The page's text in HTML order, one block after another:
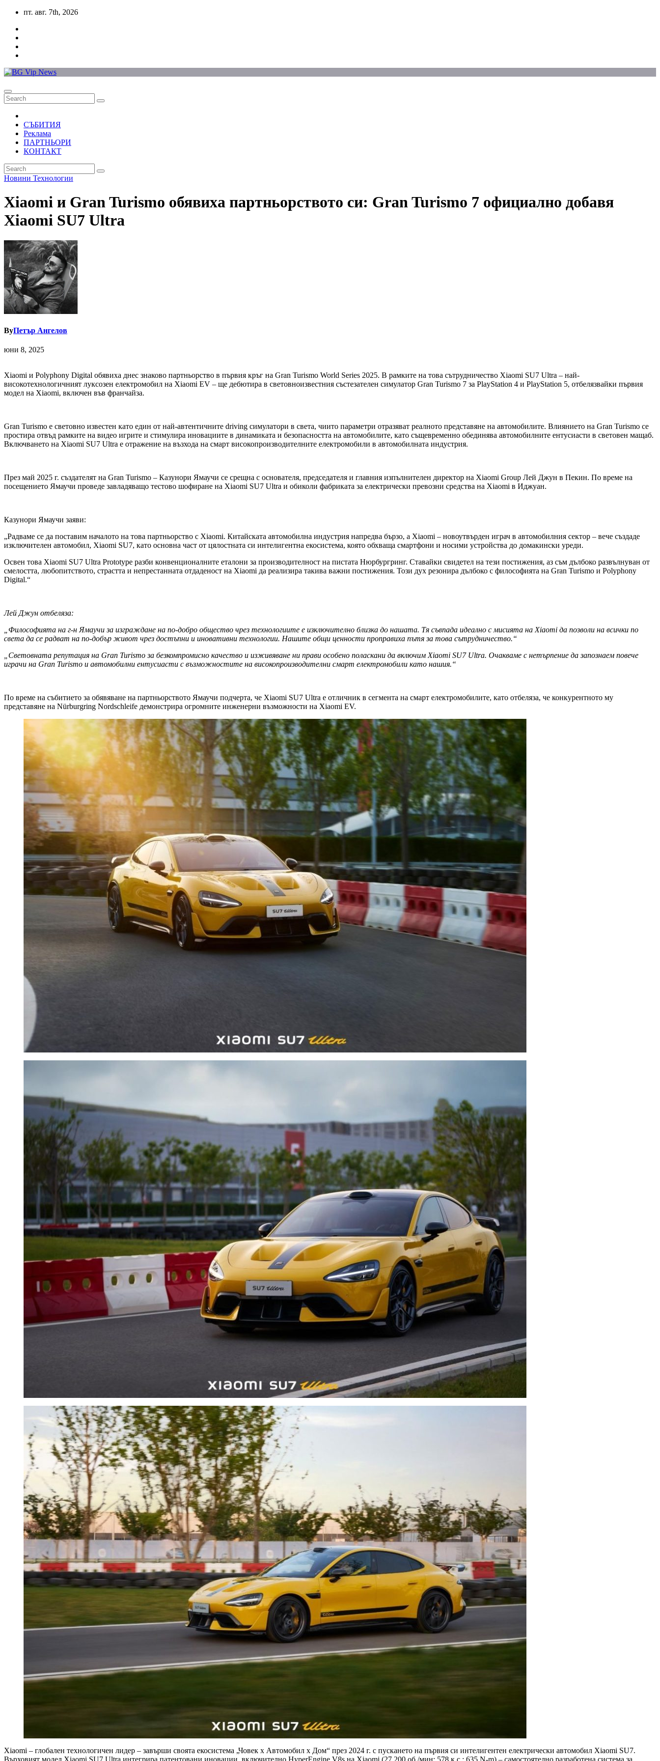
Skip
content
пт. авг. 7th, 2026
СЪБИТИЯ
Реклама
ПАРТНЬОРИ
КОНТАКТ
Новини Технологии
Xiaomi и Gran Turismo обявиха партньорството си: Gran Turismo 7 официално добавя
Xiaomi SU7 Ultra
ByПетър Ангелов
юни 8, 2025
Xiaomi и Polyphony Digital обявиха днес знаково партньорство в първия кръг на Gran Turismo World Series 2025. В рамките на това сътрудничество Xiaomi SU7 Ultra – най-
високотехнологичният луксозен електромобил на Xiaomi EV – ще дебютира в световноизвестния състезателен симулатор Gran Turismo 7 за PlayStation 4 и PlayStation 5, отбелязвайки първия
модел на Xiaomi, включен във франчайза.
Gran Turismo е световно известен като един от най-автентичните driving симулатори в света, чиито параметри отразяват реалното представяне на автомобилите. Влиянието на Gran Turismo се
простира отвъд рамките на видео игрите и стимулира иновациите в динамиката и безопасността на автомобилите, като същевременно обединява автомобилните ентусиасти в световен мащаб.
Включването на Xiaomi SU7 Ultra е отражение на възхода на смарт високопроизводителните електромобили в автомобилната индустрия.
През май 2025 г. създателят на Gran Turismo – Казунори Ямаучи се срещна с основателя, председателя и главния изпълнителен директор на Xiaomi Group Лей Джун в Пекин. По време на
посещението Ямаучи проведе завладяващо тестово шофиране на Xiaomi SU7 Ultra и обиколи фабриката за електрически превозни средства на Xiaomi в Иджуан.
Казунори Ямаучи заяви:
„Радваме се да поставим началото на това партньорство с Xiaomi. Китайската автомобилна индустрия напредва бързо, а Xiaomi – новоутвърден играч в автомобилния сектор – вече създаде
изключителен автомобил, Xiaomi SU7, като основна част от цялостната си интелигентна екосистема, която обхваща смартфони и носими устройства до домакински уреди.
Освен това Xiaomi SU7 Ultra Prototype разби конвенционалните еталони за производителност на пистата Нюрбургринг. Ставайки свидетел на тези постижения, аз съм дълбоко развълнуван от
смелостта, любопитството, страстта и непрестанната отдаденост на Xiaomi да реализира такива важни постижения. Този дух резонира дълбоко с философията на Gran Turismo и Polyphony
Digital.“
Лей Джун отбеляза:
„Философията на г-н Ямаучи за изграждане на по-добро общество чрез технологиите е изключително близка до нашата. Тя съвпада идеално с мисията на Xiaomi да позволи на всички по
света да се радват на по-добър живот чрез достъпни и иновативни технологии. Нашите общи ценности проправиха пътя за това сътрудничество.“
„Световната репутация на Gran Turismo за безкомпромисно качество и изживяване ни прави особено поласкани да включим Xiaomi SU7 Ultra. Очакваме с нетърпение да запознаем повече
играчи на Gran Turismo и автомобилни ентусиасти с възможностите на високопроизводителни смарт електромобили като нашия.“
По време на събитието за обявяване на партньорството Ямаучи подчерта, че Xiaomi SU7 Ultra е отличник в сегмента на смарт електромобилите, като отбеляза, че конкурентното му
представяне на Nürburgring Nordschleife демонстрира огромните инженерни възможности на Xiaomi EV.
Xiaomi – глобален технологичен лидер – завърши своята екосистема „Човек x Автомобил x Дом“ през 2024 г. с пускането на първия си интелигентен електрически автомобил Xiaomi SU7.